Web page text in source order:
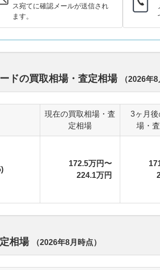
ス宛てに確認メールが送信され
ます。
ドの買取相場・査定相場 （2026年8
現在の買取相場・査
定相場
3ヶ月
場・
172.5万円〜
224.1万円
相場 （2026年8月 時点）